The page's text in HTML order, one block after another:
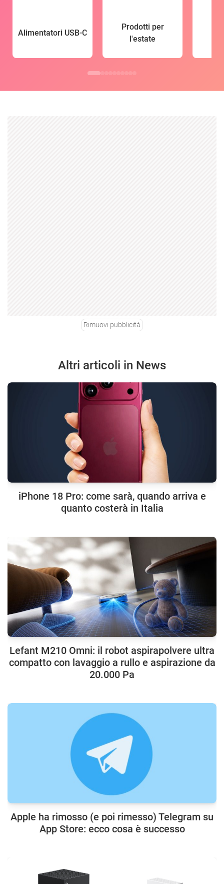
Alimentatori USB-C
Prodotti per
l'estate
Rimuovi pubblicità
Altri articoli in News
iPhone 18 Pro: come sarà, quando arriva e
quanto costerà in Italia
Lefant M210 Omni: il robot aspirapolvere ultra
compatto con lavaggio a rullo e aspirazione da
20.000 Pa
Apple ha rimosso (e poi rimesso) Telegram su
App Store: ecco cosa è successo